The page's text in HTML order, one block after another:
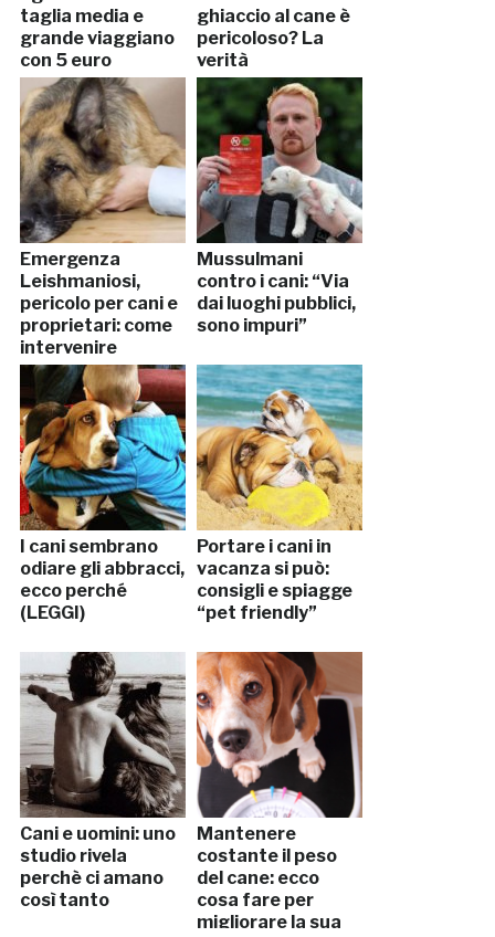
taglia media e
grande viaggiano
con 5 euro
ghiaccio al cane è
pericoloso? La
verità
Emergenza
Leishmaniosi,
pericolo per cani e
proprietari: come
intervenire
Mussulmani
contro i cani: “Via
dai luoghi pubblici,
sono impuri”
I cani sembrano
odiare gli abbracci,
ecco perché
(LEGGI)
Portare i cani in
vacanza si può:
consigli e spiagge
“pet friendly”
Cani e uomini: uno
studio rivela
perchè ci amano
così tanto
Mantenere
costante il peso
del cane: ecco
cosa fare per
migliorare la sua